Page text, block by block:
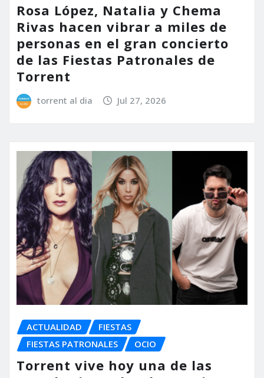
Rosa López, Natalia y Chema
Rivas hacen vibrar a miles de
personas en el gran concierto
de las Fiestas Patronales de
Torrent
torrent al dia Jul 27, 2026
ACTUALIDAD
FIESTAS
FIESTAS PATRONALES
OCIO
Torrent vive hoy una de las